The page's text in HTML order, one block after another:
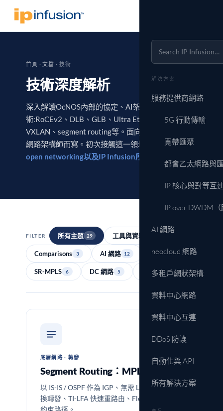
解決方案
服務提供商網路
5G 行動傳輸
寬帶匯聚
都會乙太網路與
IP 核心與對等互
IP over DWDM
AI 網路
neocloud 網路
多租戶網狀架構
資料中心網路
資料中心互連
DDoS 防護
自動化與 API
所有解決方案
首頁 ·文檔 · 技術
技術深度解析
深入解讀OcNOS內部的協定、AI架構和負載平衡技
術:RoCEv2、DLB、GLB、Ultra Ethernet、EVPN-
VXLAN、segment routing等。面向需要實作細節的
網路架構師而寫。初次接觸這一領域?請從這裡開始:
open networking以及IP Infusion所處的位置
FILTER 所有主題 29 工具與資料
Comparisons 3 AI 網路 12 晶片 2
SR-MPLS 6 DC 網路 5 Operations 5
底層網路 · 轉發
Segment Routing：MPLS
以 IS-IS / OSPF 作為 IGP、無需 LDP 的標籤交
換轉發、TI-LFA 快速重路由、Flex-Algorithm
約束路徑。